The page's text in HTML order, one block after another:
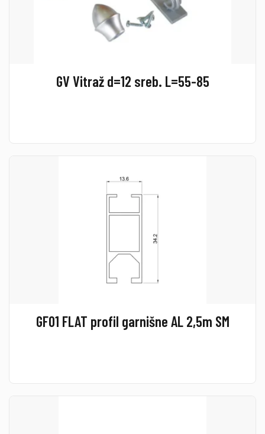
GV Vitraž d=12 sreb. L=55-85
GF01 FLAT profil garnišne AL 2,5m SM